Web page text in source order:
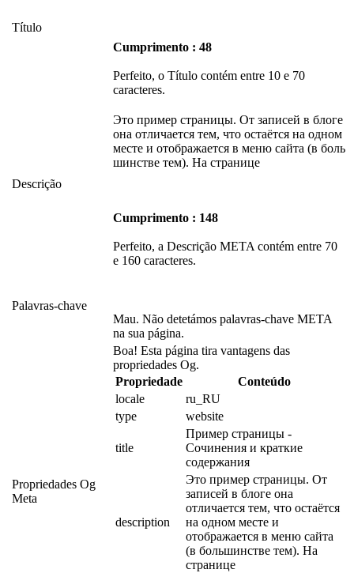
Título
Cumprimento : 48
Perfeito, o Título contém entre 10 e 70
caracteres.
Descrição
Это пример страницы. От записей в блоге
она отличается тем, что остаётся на одном
месте и отображается в меню сайта (в боль
шинстве тем). На странице
Cumprimento : 148
Perfeito, a Descrição META contém entre 70
e 160 caracteres.
Palavras-chave
Mau. Não detetámos palavras-chave META
na sua página.
Propriedades Og
Meta
Boa! Esta página tira vantagens das
propriedades Og.
Propriedade
Conteúdo
locale
ru_RU
type
website
title
Пример страницы -
Сочинения и краткие
содержания
description
Это пример страницы. От
записей в блоге она
отличается тем, что остаётся
на одном месте и
отображается в меню сайта
(в большинстве тем). На
странице